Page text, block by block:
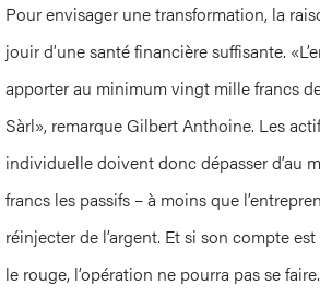
Pour envisager une transformation, la
jouir d’une santé financière suffisante.
apporter au minimum vingt mille francs
Sàrl», remarque Gilbert Anthoine. Les
individuelle doivent donc dépasser d’au
francs les passifs – à moins que
réinjecter de l’argent. Et si son compte
le rouge, l’opération ne pourra pas se faire.